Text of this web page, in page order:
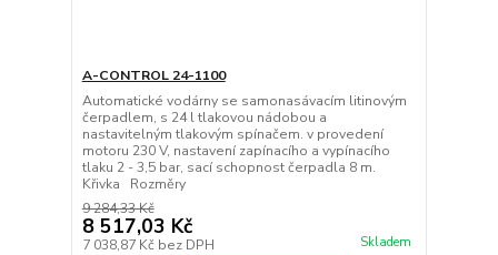
A-CONTROL 24-1100
Automatické vodárny se samonasávacím litinovým
čerpadlem, s 24 l tlakovou nádobou a
nastavitelným tlakovým spínačem. v provedení
motoru 230 V, nastavení zapínacího a vypínacího
tlaku 2 - 3,5 bar, sací schopnost čerpadla 8 m.
Křivka Rozměry
9 284,33 Kč
8 517,03 Kč
7 038,87 Kč bez DPH Skladem